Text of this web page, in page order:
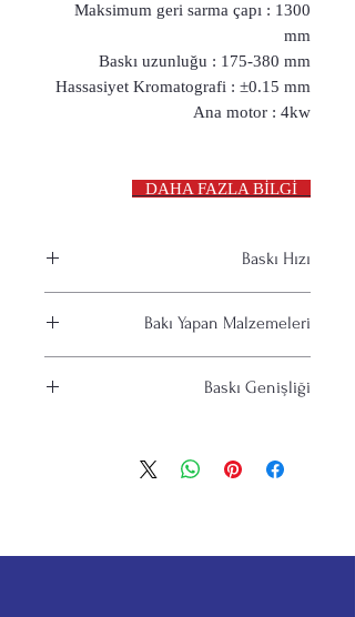
Maksimum geri sarma çapı : 1300
mm
Baskı uzunluğu : 175-380 mm
Hassasiyet Kromatografi : ±0.15 mm
Ana motor : 4kw
Baskı Hızı
Bakı Yapan Malzemeleri
Laminat
Baskı Genişliği